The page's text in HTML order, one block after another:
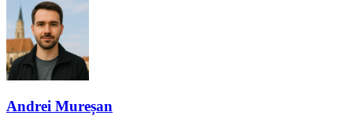
Andrei Mureșan